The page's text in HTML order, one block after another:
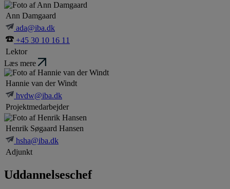
Ann Damgaard
ada@iba.dk
+45 30 10 16 11
Lektor
Læs mere
Hannie van der Windt
hvdw@iba.dk
Projektmedarbejder
Henrik Søgaard Hansen
hsha@iba.dk
Adjunkt
Uddannelseschef